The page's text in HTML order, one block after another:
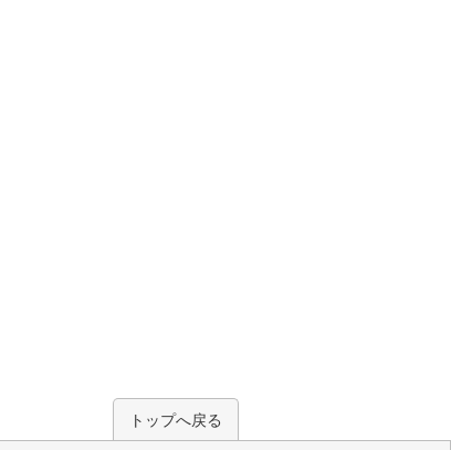
トップへ戻る